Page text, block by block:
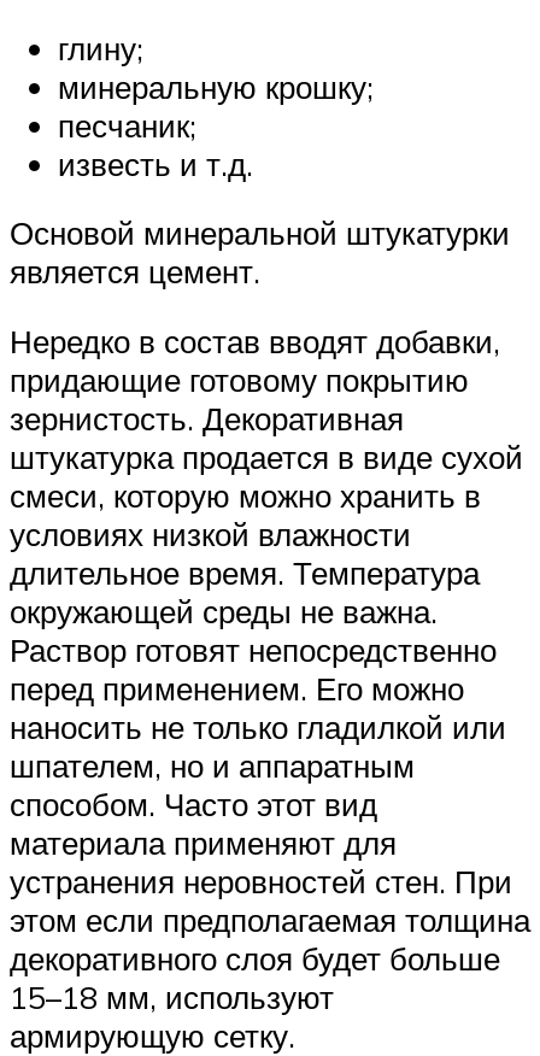
глину;
минеральную крошку;
песчаник;
известь и т.д.
Основой минеральной штукатурки
является цемент.
Нередко в состав вводят добавки,
придающие готовому покрытию
зернистость. Декоративная
штукатурка продается в виде сухой
смеси, которую можно хранить в
условиях низкой влажности
длительное время. Температура
окружающей среды не важна.
Раствор готовят непосредственно
перед применением. Его можно
наносить не только гладилкой или
шпателем, но и аппаратным
способом. Часто этот вид
материала применяют для
устранения неровностей стен. При
этом если предполагаемая толщина
декоративного слоя будет больше
15–18 мм, используют
армирующую сетку.